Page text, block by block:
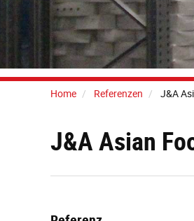
Home Referenzen J&A
J&A Asian